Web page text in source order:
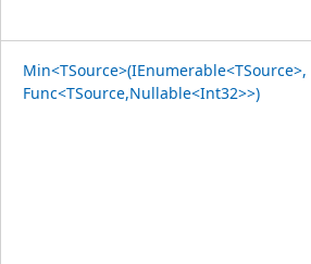
Min<TSource>(IEnumerable<TSource>,
Func<TSource,Nullable<Int32>>)